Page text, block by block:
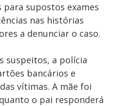
para supostos exames
nas histórias
a denunciar o caso.
suspeitos, a polícia
bancários e
vítimas. A mãe foi
o pai responderá